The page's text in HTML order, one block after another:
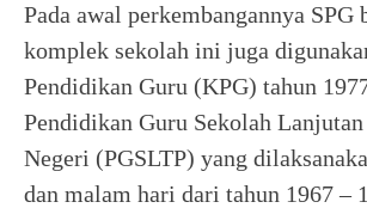
Pada awal perkembangannya SPG
komplek sekolah ini juga
Pendidikan Guru (KPG) tahun
Pendidikan Guru Sekolah Lanjutan
Negeri (PGSLTP) yang
dan malam hari dari tahun 1967 –